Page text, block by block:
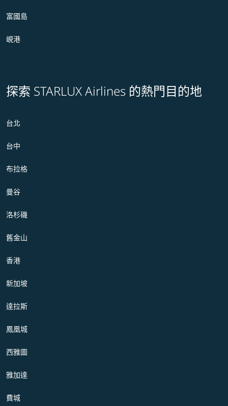
富國島
峴港
探索 STARLUX Airlines 的熱門目的地
台北
台中
布拉格
曼谷
洛杉磯
舊金山
香港
新加坡
達拉斯
鳳凰城
西雅圖
雅加達
費城